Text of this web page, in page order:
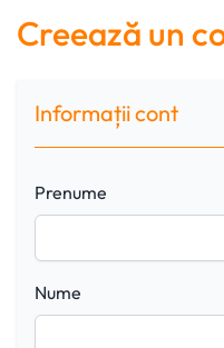
Creează un
Informații cont
Prenume
Nume